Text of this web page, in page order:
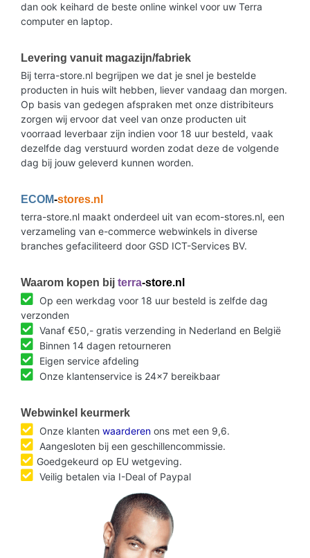
dan ook keihard de beste online winkel voor uw Terra
computer en laptop.
Levering vanuit magazijn/fabriek
Bij terra-store.nl begrijpen we dat je snel je bestelde
producten in huis wilt hebben, liever vandaag dan morgen.
Op basis van gedegen afspraken met onze distribiteurs
zorgen wij ervoor dat veel van onze producten uit
voorraad leverbaar zijn indien voor 18 uur besteld, vaak
dezelfde dag verstuurd worden zodat deze de volgende
dag bij jouw geleverd kunnen worden.
ECOM-stores.nl
terra-store.nl maakt onderdeel uit van ecom-stores.nl, een
verzameling van e-commerce webwinkels in diverse
branches gefaciliteerd door GSD ICT-Services BV.
Waarom kopen bij terra-store.nl
Op een werkdag voor 18 uur besteld is zelfde dag
verzonden
Vanaf €50,- gratis verzending in Nederland en België
Binnen 14 dagen retourneren
Eigen service afdeling
Onze klantenservice is 24x7 bereikbaar
Webwinkel keurmerk
Onze klanten waarderen ons met een 9,6.
Aangesloten bij een geschillencommissie.
Goedgekeurd op EU wetgeving.
Veilig betalen via I-Deal of Paypal